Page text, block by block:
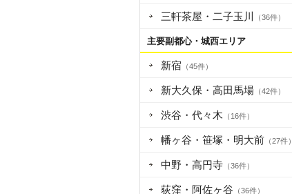
三軒茶屋・二子玉川 （36件）
主要副都心・城西エリア
新宿 （45件）
新大久保・高田馬場 （42件）
渋谷・代々木 （16件）
幡ヶ谷・笹塚・明大前 （27件）
中野・高円寺 （36件）
荻窪・阿佐ヶ谷 （36件）